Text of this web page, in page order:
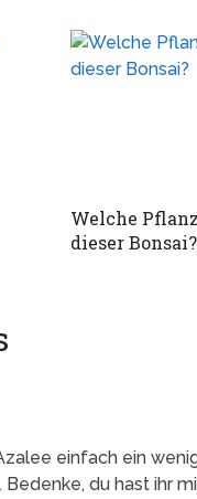
Welche
dieser Bonsai?
einfach ein
du hast ihr